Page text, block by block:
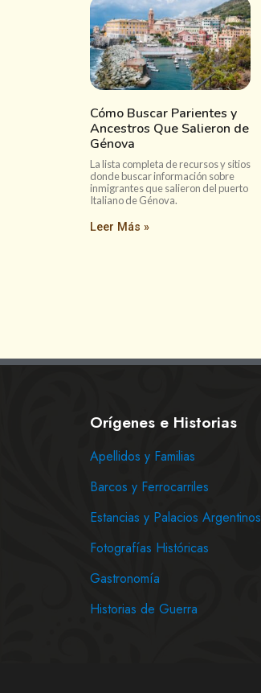
Cómo Buscar Parientes y
Ancestros Que Salieron de
Génova
La lista completa de recursos y sitios
donde buscar información sobre
inmigrantes que salieron del puerto
Italiano de Génova.
Leer Más »
Orígenes e Historias
Apellidos y Familias
Barcos y Ferrocarriles
Estancias y Palacios Argentinos
Fotografías Históricas
Gastronomía
Historias de Guerra